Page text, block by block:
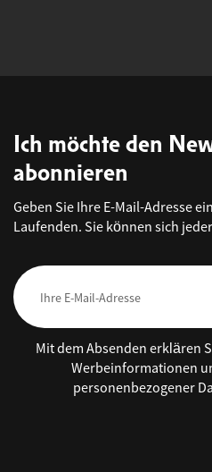
Ich möchte den
abonnieren
Geben Sie Ihre E-Mail-Adresse
Laufenden. Sie können sich
Mit dem Absenden erklären
Werbeinformationen
personenbezogener